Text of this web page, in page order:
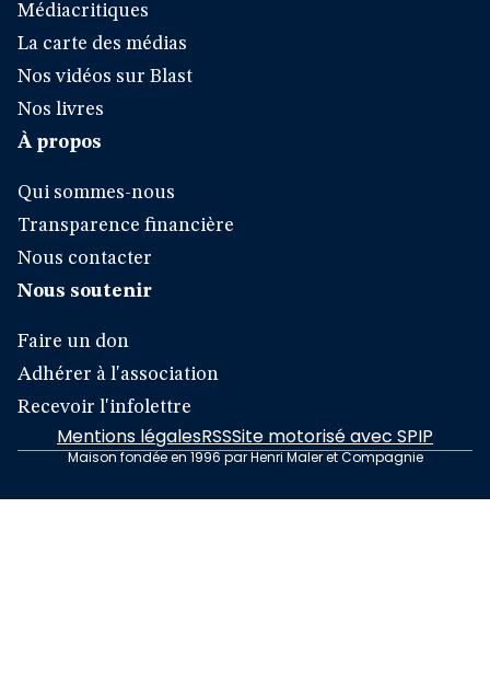
Médiacritiques
La carte des médias
Nos vidéos sur Blast
Nos livres
À propos
Qui sommes-nous
Transparence financière
Nous contacter
Nous soutenir
Faire un don
Adhérer à l'association
Recevoir l'infolettre
Mentions légalesRSSSite motorisé avec SPIP
Maison fondée en 1996 par Henri Maler et Compagnie